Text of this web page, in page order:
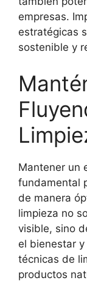
empresas.
estratégicas
sostenible y
Mantener un
fundamental
de manera
limpieza no
visible, sino
el bienestar
técnicas de
productos